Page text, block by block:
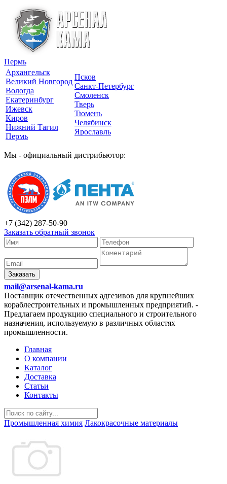
Пермь
Архангельск
Великий Новгород
Вологда
Екатеринбург
Ижевск
Киров
Нижний Тагил
Пермь
Псков
Санкт-Петербург
Смоленск
Тверь
Тюмень
Челябинск
Ярославль
Мы - официальный дистрибьютор:
+7 (342) 287-50-90
Заказать обратный звонок
Заказать
mail@arsenal-kama.ru
Поставщик отечественных адгезивов для крупнейших
кораблестроительных и промышленных предприятий. -
Предлагаем продукцию специального и строительного
назначения, используемую в различных областях
промышленности.
Главная
О компании
Каталог
Доставка
Статьи
Контакты
Промышленная химия Лакокрасочные материалы